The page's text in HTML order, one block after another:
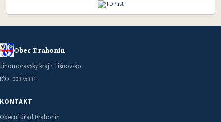
Obec Drahonín
Jihomoravský kraj · Tišnovsko
IČO: 00375331
KONTAKT
Obecní úřad Drahonín